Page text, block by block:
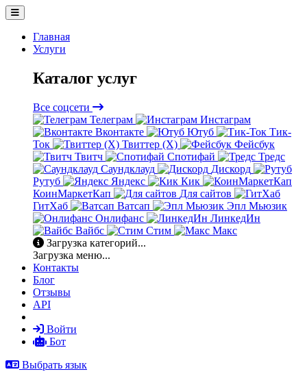
Главная
Услуги
Каталог услуг
Все соцсети
Телеграм
Инстаграм
Вконтакте
Ютуб
Тик-
Ток
Твиттер (X)
Фейсбук
Твитч
Спотифай
Тредс
Саундклауд
Дискорд
Рутуб
Яндекс
Кик
КоинМаркетКап
Для сайтов
ГитХаб
Ватсап
Эпл Мьюзик
Онлифанс
ЛинкедИн
Вайбс
Стим
Макс
Загрузка категорий...
Загрузка меню...
Контакты
Блог
Отзывы
API
Войти
Бот
Выбрать язык